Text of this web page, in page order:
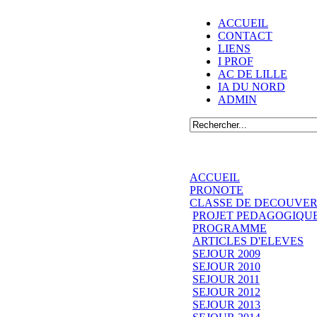
ACCUEIL
CONTACT
LIENS
I PROF
AC DE LILLE
IA DU NORD
ADMIN
ACCUEIL
PRONOTE
CLASSE DE
PROJET
PROGRAMME
ARTICLES D'ELEVES
SEJOUR 2009
SEJOUR 2010
SEJOUR 2011
SEJOUR 2012
SEJOUR 2013